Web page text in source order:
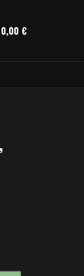
0,00 €